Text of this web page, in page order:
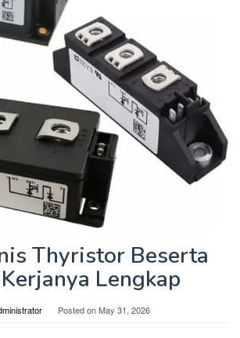
Thyristor Beserta
Lengkap
Posted onMay 31, 2026